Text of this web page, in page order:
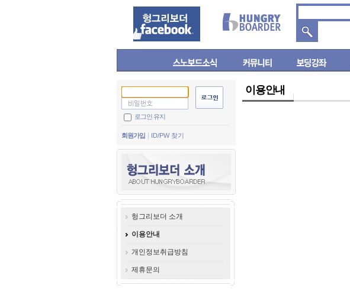
로그인 유지
회원가입 ID/PW 찾기
헝그리보더 소개
이용안내
개인정보취급방침
제휴문의
이용안내